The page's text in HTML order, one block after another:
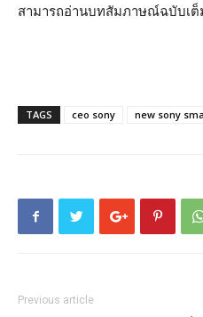
สามารถอ่านบทสัมภาษณ์ฉบับเ
TAGS ceo sony new sony
Previous article